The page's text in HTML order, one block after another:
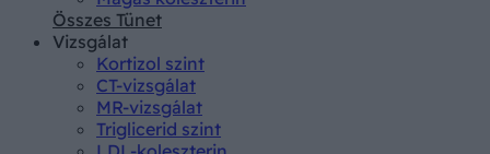
Összes Tünet
Vizsgálat
Kortizol szint
CT-vizsgálat
MR-vizsgálat
Triglicerid szint